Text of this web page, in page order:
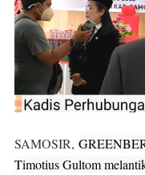
SAMOSIR,
Timotius Gultom